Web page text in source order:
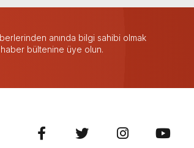
anında bilgi sahibi olmak
bültenine üye olun.